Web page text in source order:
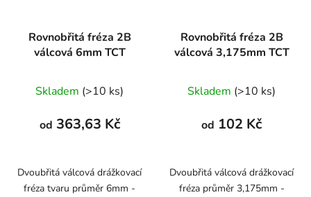
Rovnobřitá fréza 2B
válcová 6mm TCT
Skladem (>10 ks)
od 363,63 Kč
Dvoubřitá válcová drážkovací
fréza tvaru průměr 6mm -
Rovnobřitá fréza 2B
válcová 3,175mm TCT
Skladem (>10 ks)
od 102 Kč
Dvoubřitá válcová drážkovací
fréza průměr 3,175mm -